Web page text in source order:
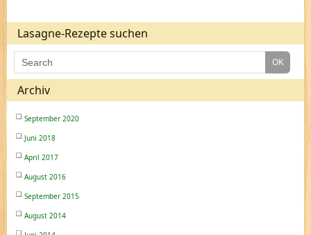
Lasagne-Rezepte suchen
Archiv
September 2020
Juni 2018
April 2017
August 2016
September 2015
August 2014